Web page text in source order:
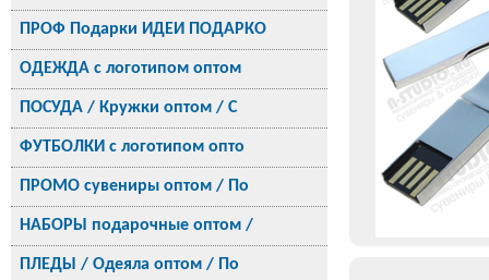
ПРОФ Подарки ИДЕИ ПОДАРКО
ОДЕЖДА с логотипом оптом
ПОСУДА / Кружки оптом / С
ФУТБОЛКИ с логотипом опто
ПРОМО сувениры оптом / По
НАБОРЫ подарочные оптом /
ПЛЕДЫ / Одеяла оптом / По